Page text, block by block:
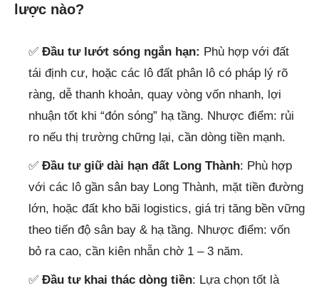
lược nào?
✅ Đầu tư lướt sóng ngắn hạn: Phù hợp với đất
tái định cư, hoặc các lô đất phân lô có pháp lý rõ
ràng, dễ thanh khoản, quay vòng vốn nhanh, lợi
nhuận tốt khi “đón sóng” hạ tầng. Nhược điểm: rủi
ro nếu thị trường chững lại, cần dòng tiền mạnh.
✅ Đầu tư giữ dài hạn đất Long Thành: Phù hợp
với các lô gần sân bay Long Thành, mặt tiền đường
lớn, hoặc đất kho bãi logistics, giá trị tăng bền vững
theo tiến độ sân bay & hạ tầng. Nhược điểm: vốn
bỏ ra cao, cần kiên nhẫn chờ 1 – 3 năm.
✅ Đầu tư khai thác dòng tiền: Lựa chọn tốt là